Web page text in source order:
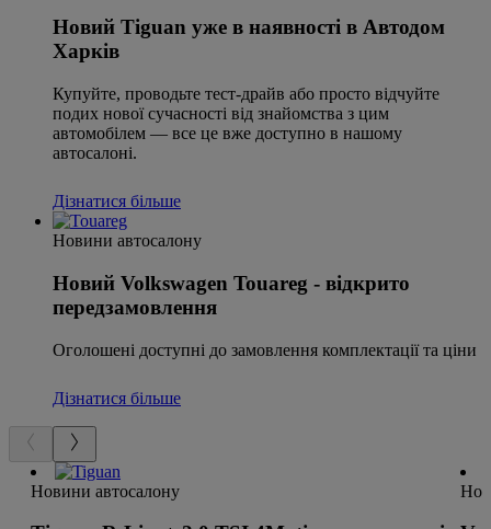
Новий Tiguan уже в наявності в Автодом
Харків
Купуйте, проводьте тест-драйв або просто відчуйте
подих нової сучасності від знайомства з цим
автомобілем — все це вже доступно в нашому
автосалоні.
Дізнатися більше
Новини автосалону
Новий Volkswagen Touareg - відкрито
передзамовлення
Оголошені доступні до замовлення комплектації та ціни
Дізнатися більше
Новини автосалону